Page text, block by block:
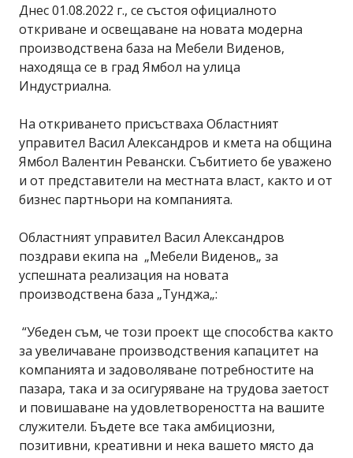
Днес 01.08.2022 г., се състоя официалното
откриване и освещаване на новата модерна
производствена база на Мебели Виденов,
находяща се в град Ямбол на улица
Индустриална.
На откриването присъстваха Областният
управител Васил Александров и кмета на община
Ямбол Валентин Ревански. Събитието бе уважено
и от представители на местната власт, както и от
бизнес партньори на компанията.
Областният управител Васил Александров
поздрави екипа на „Мебели Виденов„ за
успешната реализация на новата
производствена база „Тунджа„:
“Убеден съм, че този проект ще способства както
за увеличаване производствения капацитет на
компанията и задоволяване потребностите на
пазара, така и за осигуряване на трудова заетост
и повишаване на удовлетвореността на вашите
служители. Бъдете все така амбициозни,
позитивни, креативни и нека вашето място да